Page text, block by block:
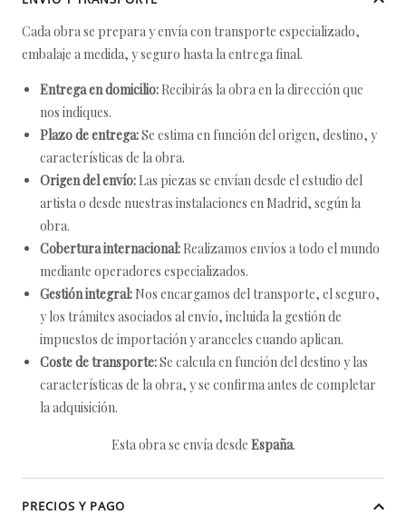
Cada obra se prepara y envía con transporte especializado,
embalaje a medida, y seguro hasta la entrega final.
Entrega en domicilio: Recibirás la obra en la dirección que
nos indiques.
Plazo de entrega:Se estima en función del origen, destino, y
características de la obra.
Origen del envío: Las piezas se envían desde el estudio del
artista o desde nuestras instalaciones en Madrid, según la
obra.
Cobertura internacional: Realizamos envíos a todo el mundo
mediante operadores especializados.
Gestión integral: Nos encargamos del transporte, el seguro,
y los trámites asociados al envío, incluida la gestión de
impuestos de importación y aranceles cuando aplican.
Coste de transporte:Se calcula en función del destino y las
características de la obra, y se confirma antes de completar
la adquisición.
Esta obra se envía desde España.
PRECIOS Y PAGO